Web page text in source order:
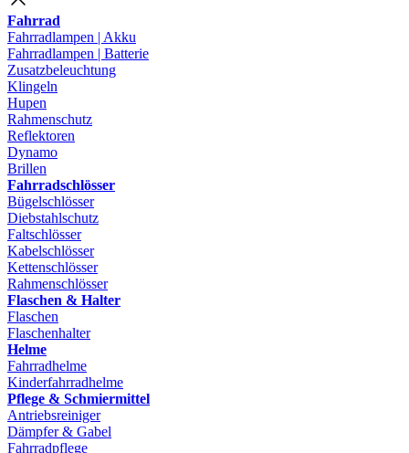
Fahrrad
Fahrradlampen | Akku
Fahrradlampen | Batterie
Zusatzbeleuchtung
Klingeln
Hupen
Rahmenschutz
Reflektoren
Dynamo
Brillen
Fahrradschlösser
Bügelschlösser
Diebstahlschutz
Faltschlösser
Kabelschlösser
Kettenschlösser
Rahmenschlösser
Flaschen & Halter
Flaschen
Flaschenhalter
Helme
Fahrradhelme
Kinderfahrradhelme
Pflege & Schmiermittel
Antriebsreiniger
Dämpfer & Gabel
Fahrradpflege